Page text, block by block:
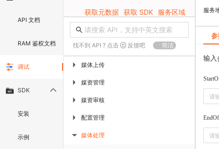
API 文档
RAM 鉴权文档
调试
SDK
安装
示例
获取元数据 获取 SDK 服务区域
找不到 API ? 点击 反馈吧 简洁
▶ 媒体上传
▶ 媒资管理
▶ 媒资审核
▶ 配置管理
▶ 媒体处理
服务
输入